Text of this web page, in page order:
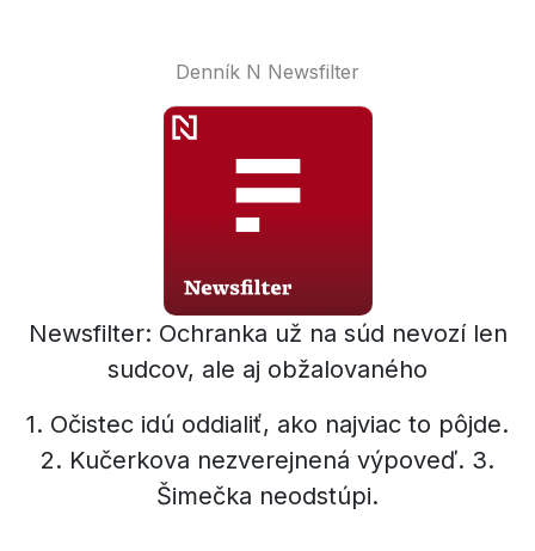
Denník N Newsfilter
Newsfilter: Ochranka už na súd nevozí len
sudcov, ale aj obžalovaného
1. Očistec idú oddialiť, ako najviac to pôjde.
2. Kučerkova nezverejnená výpoveď. 3.
Šimečka neodstúpi.